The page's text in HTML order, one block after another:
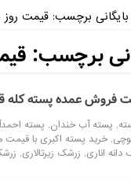
بایگانی برچسب: قیمت روز
برچسب:
فروش عمده پسته کله
, پسته آب خندان, پسته
,خرید پسته اکبری با قیمت
اناری, زرشک زیرتالاری,